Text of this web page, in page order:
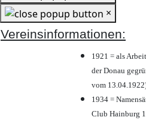
×
Vereinsinformationen:
1921 = als
der Donau
vom
1934 =
Club Hainburg